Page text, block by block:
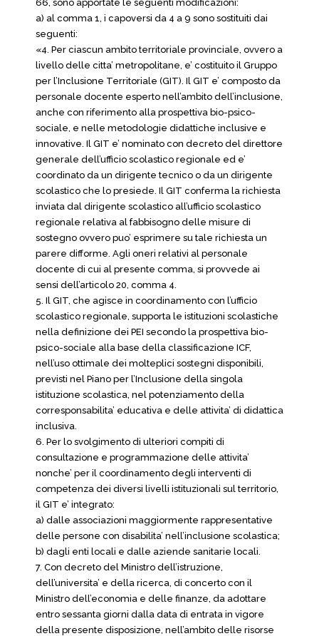
66, sono apportate le seguenti modificazioni:
a) al comma 1, i capoversi da 4 a 9 sono sostituiti dai
seguenti:
«4. Per ciascun ambito territoriale provinciale, ovvero a
livello delle citta’ metropolitane, e’ costituito il Gruppo
per l’Inclusione Territoriale (GIT). Il GIT e’ composto da
personale docente esperto nell’ambito dell’inclusione,
anche con riferimento alla prospettiva bio-psico-
sociale, e nelle metodologie didattiche inclusive e
innovative. Il GIT e’ nominato con decreto del direttore
generale dell’ufficio scolastico regionale ed e’
coordinato da un dirigente tecnico o da un dirigente
scolastico che lo presiede. Il GIT conferma la richiesta
inviata dal dirigente scolastico all’ufficio scolastico
regionale relativa al fabbisogno delle misure di
sostegno ovvero puo’ esprimere su tale richiesta un
parere difforme. Agli oneri relativi al personale
docente di cui al presente comma, si provvede ai
sensi dell’articolo 20, comma 4.
5. Il GIT, che agisce in coordinamento con l’ufficio
scolastico regionale, supporta le istituzioni scolastiche
nella definizione dei PEI secondo la prospettiva bio-
psico-sociale alla base della classificazione ICF,
nell’uso ottimale dei molteplici sostegni disponibili,
previsti nel Piano per l’Inclusione della singola
istituzione scolastica, nel potenziamento della
corresponsabilita’ educativa e delle attivita’ di didattica
inclusiva.
6. Per lo svolgimento di ulteriori compiti di
consultazione e programmazione delle attivita’
nonche’ per il coordinamento degli interventi di
competenza dei diversi livelli istituzionali sul territorio,
il GIT e’ integrato:
a) dalle associazioni maggiormente rappresentative
delle persone con disabilita’ nell’inclusione scolastica;
b) dagli enti locali e dalle aziende sanitarie locali.
7. Con decreto del Ministro dell’istruzione,
dell’universita’ e della ricerca, di concerto con il
Ministro dell’economia e delle finanze, da adottare
entro sessanta giorni dalla data di entrata in vigore
della presente disposizione, nell’ambito delle risorse